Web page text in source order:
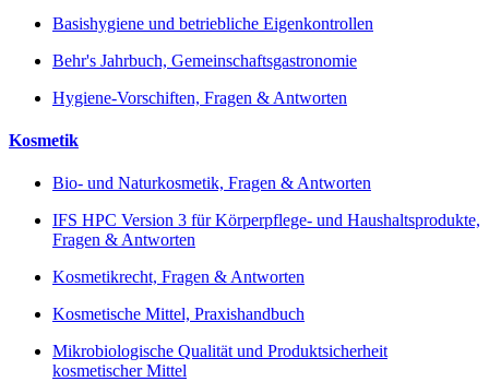
Basishygiene und betriebliche Eigenkontrollen
Behr's Jahrbuch, Gemeinschaftsgastronomie
Hygiene-Vorschiften, Fragen & Antworten
Kosmetik
Bio- und Naturkosmetik, Fragen & Antworten
IFS HPC Version 3 für Körperpflege- und Haushaltsprodukte,
Fragen & Antworten
Kosmetikrecht, Fragen & Antworten
Kosmetische Mittel, Praxishandbuch
Mikrobiologische Qualität und Produktsicherheit
kosmetischer Mittel